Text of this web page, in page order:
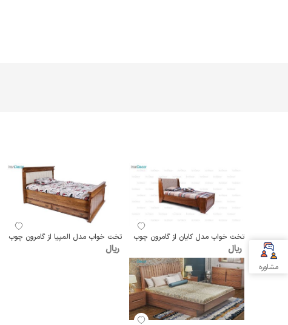
تخت خواب مدل کایان از گامرون چوب
ریال
تخت خواب مدل المپیا از گامرون چوب
ریال
مشاوره